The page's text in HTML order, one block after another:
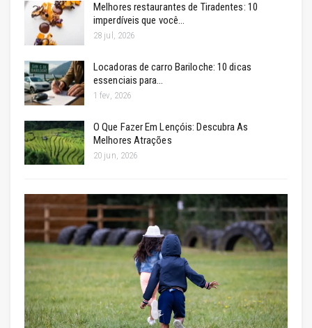
Melhores restaurantes de Tiradentes: 10
imperdíveis que você…
28 jul, 2026
Locadoras de carro Bariloche: 10 dicas
essenciais para…
1 fev, 2026
O Que Fazer Em Lençóis: Descubra As
Melhores Atrações
20 jun, 2026